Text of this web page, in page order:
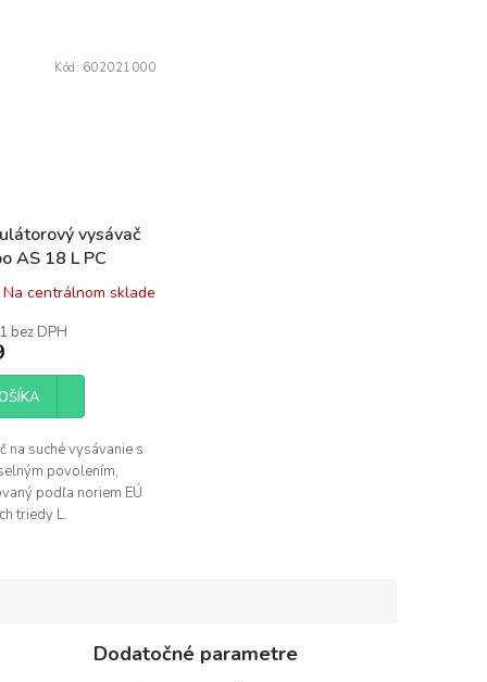
vysávač
AS 18 L PC
Na centrálnom sklade
bez DPH
na suché vysávanie s
povolením,
podľa noriem EÚ
triedy L.
Kód: 602021000
Dodatočné parametre